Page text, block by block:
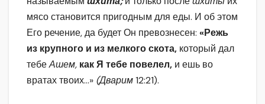
мясо становится пригодным для еды. И об этом
Его речение, да будет Он превознесен: «Режь
из крупного и из мелкого скота, который дал
тебеАшем, как Я тебе повелел, и ешь во
вратах твоих…» (Дварим12:21).